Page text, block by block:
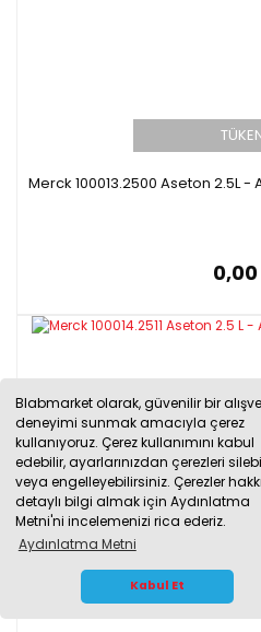
Blabmarket olarak, güvenilir bir
deneyimi sunmak amacıyla çerez
kullanıyoruz. Çerez kullanımını kabul
edebilir, ayarlarınızdan çerezleri
veya engelleyebilirsiniz. Çerezler
detaylı bilgi almak için Aydınlatma
Metni'ni incelemenizi rica ederiz.
Aydınlatma Metni
Kabul Et
Merck 100013.2500 Aseton 2.5L
0,00
WHATSAPP İLETİŞİM